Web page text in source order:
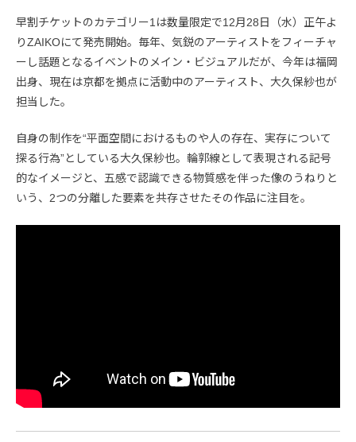
早割チケットのカテゴリー1は数量限定で12月28日（水）正午よ
りZAIKOにて発売開始。毎年、気鋭のアーティストをフィーチャ
ーし話題となるイベントのメイン・ビジュアルだが、今年は福岡
出身、現在は京都を拠点に活動中のアーティスト、大久保紗也が
担当した。
自身の制作を“平面空間におけるものや人の存在、実存について
探る行為”としている大久保紗也。輪郭線として表現される記号
的なイメージと、五感で認識できる物質感を伴った像のうねりと
いう、2つの分離した要素を共存させたその作品に注目を。